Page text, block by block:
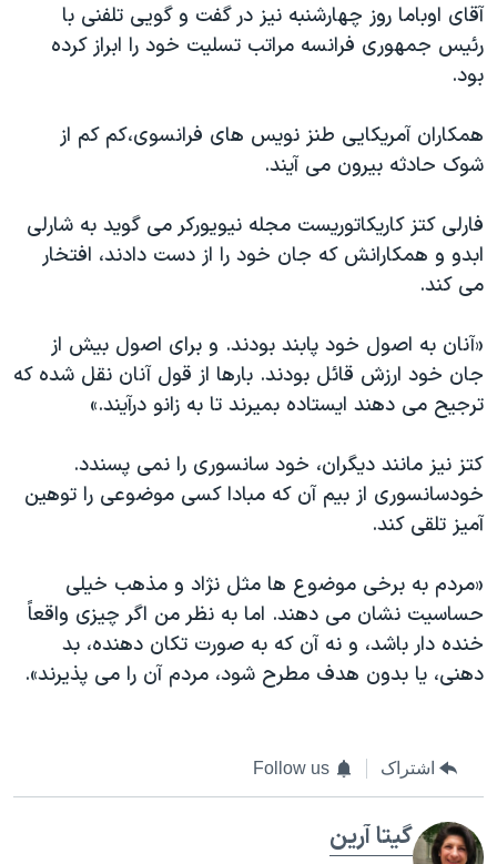
آقای اوباما روز چهارشنبه نیز در گفت و گویی تلفنی با
رئیس جمهوری فرانسه مراتب تسلیت خود را ابراز کرده
بود.
همکاران آمریکایی طنز نویس های فرانسوی،کم کم از
شوک حادثه بیرون می آیند.
فارلی کتز کاریکاتوریست مجله نیویورکر می گوید به شارلی
ابدو و همکارانش که جان خود را از دست دادند، افتخار
می کند.
«آنان به اصول خود پابند بودند. و برای اصول بیش از
جان خود ارزش قائل بودند. بارها از قول آنان نقل شده که
ترجیح می دهند ایستاده بمیرند تا به زانو درآیند.»
کتز نیز مانند دیگران، خود سانسوری را نمی پسندد.
خودسانسوری از بیم آن که مبادا کسی موضوعی را توهین
آمیز تلقی کند.
«مردم به برخی موضوع ها مثل نژاد و مذهب خیلی
حساسیت نشان می دهند. اما به نظر من اگر چیزی واقعاً
خنده دار باشد، و نه آن که به صورت تکان دهنده، بد
دهنی، یا بدون هدف مطرح شود، مردم آن را می پذیرند».
اشتراک Follow us
گیتا آرین